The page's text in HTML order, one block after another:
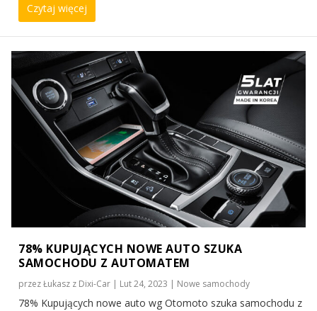
Czytaj więcej
78% KUPUJĄCYCH NOWE AUTO SZUKA
SAMOCHODU Z AUTOMATEM
przezŁukasz z Dixi-Car | Lut 24, 2023 | Nowe samochody
78% Kupujących nowe auto wg Otomoto szuka samochodu z